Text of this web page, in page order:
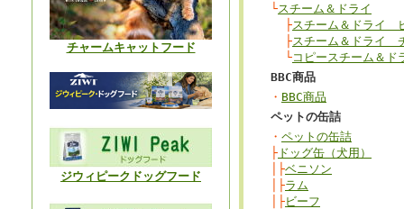
チャームキャットフード
ジウィピークドッグフード
└スチーム＆ドライ
├スチーム＆ドライ
├スチーム＆ドライ
└コピースチーム＆
BBC商品
・ BBC商品
ペットの缶詰
・ ペットの缶詰
├ ドッグ缶（犬用）
│├ベニソン
│├ラム
│├ビーフ